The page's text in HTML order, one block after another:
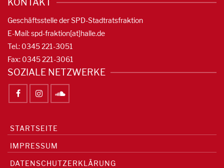
KONTAKT
Geschäftsstelle der SPD-Stadtratsfraktion
E-Mail: spd-fraktion[at]halle.de
Tel.: 0345 221-3051
Fax: 0345 221-3061
SOZIALE NETZWERKE
STARTSEITE
IMPRESSUM
DATENSCHUTZERKLÄRUNG